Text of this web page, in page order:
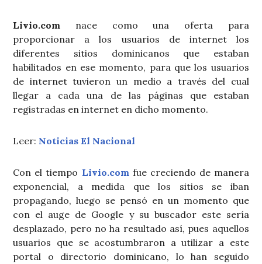
Livio.com nace como una oferta para
proporcionar a los usuarios de internet los
diferentes sitios dominicanos que estaban
habilitados en ese momento, para que los usuarios
de internet tuvieron un medio a través del cual
llegar a cada una de las páginas que estaban
registradas en internet en dicho momento.
Leer: Noticias El Nacional
Con el tiempo Livio.comfue creciendo de manera
exponencial, a medida que los sitios se iban
propagando, luego se pensó en un momento que
con el auge de Google y su buscador este sería
desplazado, pero no ha resultado así, pues aquellos
usuarios que se acostumbraron a utilizar a este
portal o directorio dominicano, lo han seguido